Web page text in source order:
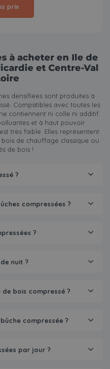
prix
à acheter en Ile de
et Centre-Val
densifiées sont produites à
Compatibles avec toutes les
contiennent ni colle ni additif.
et à haut pouvoir
très faible. Elles représentent
bois de chauffage classique ou
de bois !
?
compressées ?
?
nuit ?
bois compressé ?
compressée ?
par jour ?